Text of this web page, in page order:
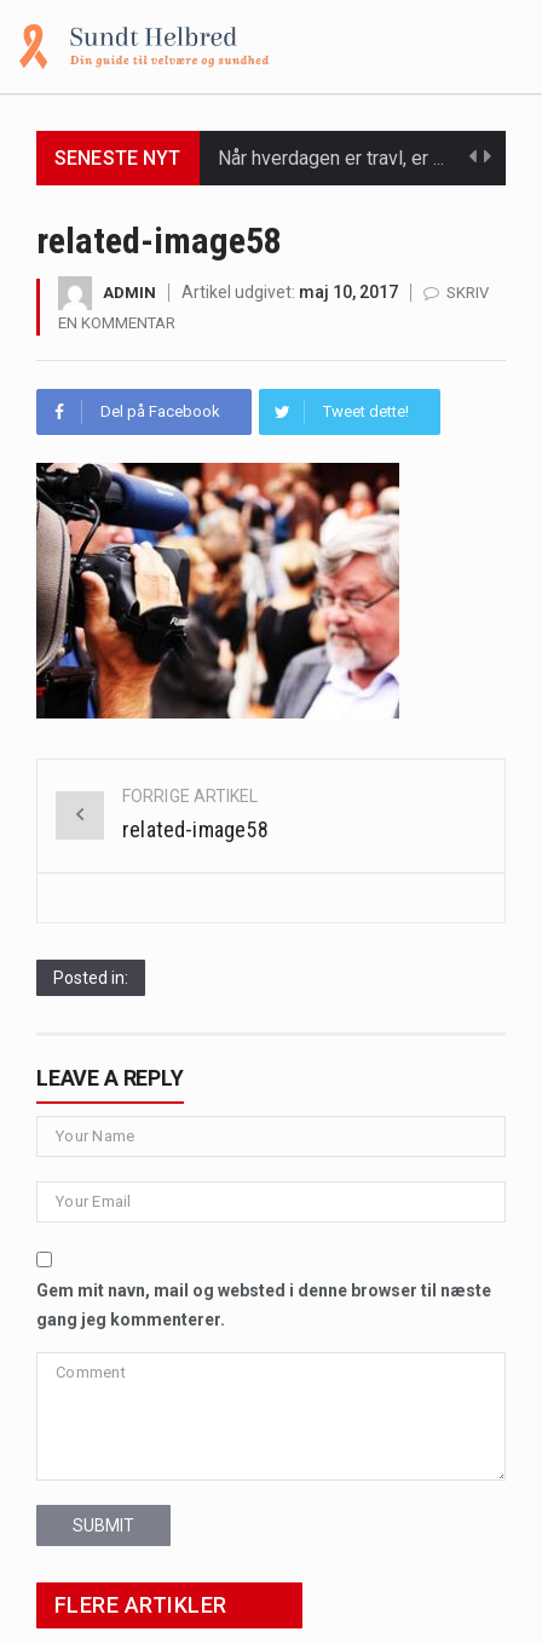
SENESTE NYT
Massagestole er ikke længere forbeholdt luksuriøse spaer og wellnesscentre - de er nu tilgængelige til…
related-image58
ADMIN Artikel udgivet: maj 10, 2017
SKRIV
EN KOMMENTAR
Del på Facebook Tweet dette!
navigationFORRIGE ARTIKEL
related-image58
Posted in:
LEAVE A REPLY
Gem mit navn, mail og websted i denne browser til næste
gang jeg kommenterer.
SUBMIT
FLERE ARTIKLER